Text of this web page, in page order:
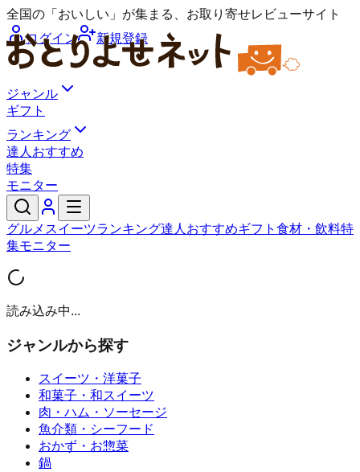
全国の「おいしい」が集まる、お取り寄せレビューサイト
ログイン
新規登録
ジャンル
ギフト
ランキング
達人おすすめ
特集
モニター
グルメ スイーツランキング達人おすすめギフト 食材・飲料特
集モニター
読み込み中...
ジャンルから探す
スイーツ・洋菓子
和菓子・和スイーツ
肉・ハム・ソーセージ
魚介類・シーフード
おかず・お惣菜
鍋